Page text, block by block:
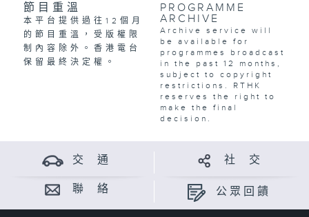
節目重溫
本平台提供過往12個月
的節目重溫，受版權限
制內容除外。香港電台
保留最終決定權。
PROGRAMME
ARCHIVE
Archive service will
be available for
programmes broadcast
in the past 12 months,
subject to copyright
restrictions. RTHK
reserves the right to
make the final
decision.
交 通 社 交
聯 絡 公眾回饋